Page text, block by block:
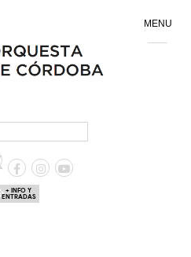
+ INFO Y
ENTRADAS
MENU